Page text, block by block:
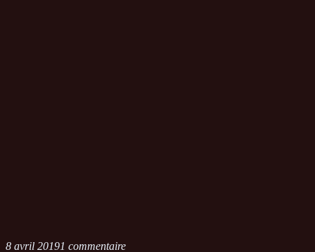
8 avril 20191 commentaire